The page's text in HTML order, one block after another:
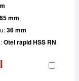
65 mm
36 mm
Otel rapid HSS RN